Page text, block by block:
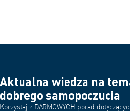
Aktualna wiedza na
dobrego samopoczucia
Korzystaj z DARMOWYCH porad